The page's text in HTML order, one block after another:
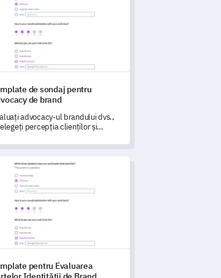
de sondaj pentru
de brand
advocacy-ul brandului dvs.,
percepția clienților și
cu acest șablon robust și
pentru Evaluarea Forțelor Identității de Brand
pentru Evaluarea